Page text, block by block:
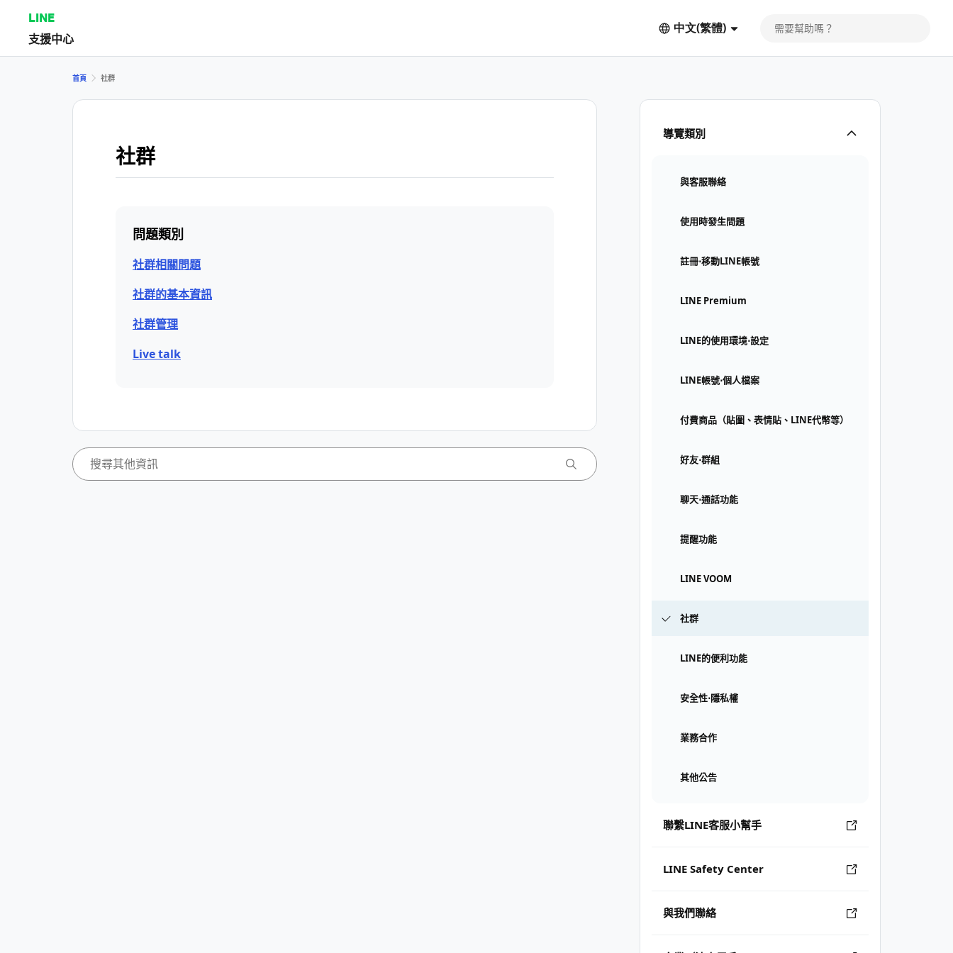
LINE
支援中心
中文(繁體)
導覽類別
與客服聯絡
使用時發生問題
註冊⋅移動LINE帳號
LINE Premium
LINE的使用環境⋅設定
LINE帳號⋅個人檔案
付費商品（貼圖、表情貼、LINE代幣等）
好友⋅群組
聊天⋅通話功能
提醒功能
LINE VOOM
社群
LINE的便利功能
安全性⋅隱私權
業務合作
其他公告
聯繫LINE客服小幫手
LINE Safety Center
與我們聯絡
首頁 社群
社群
問題類別
社群相關問題
社群的基本資訊
社群管理
Live talk